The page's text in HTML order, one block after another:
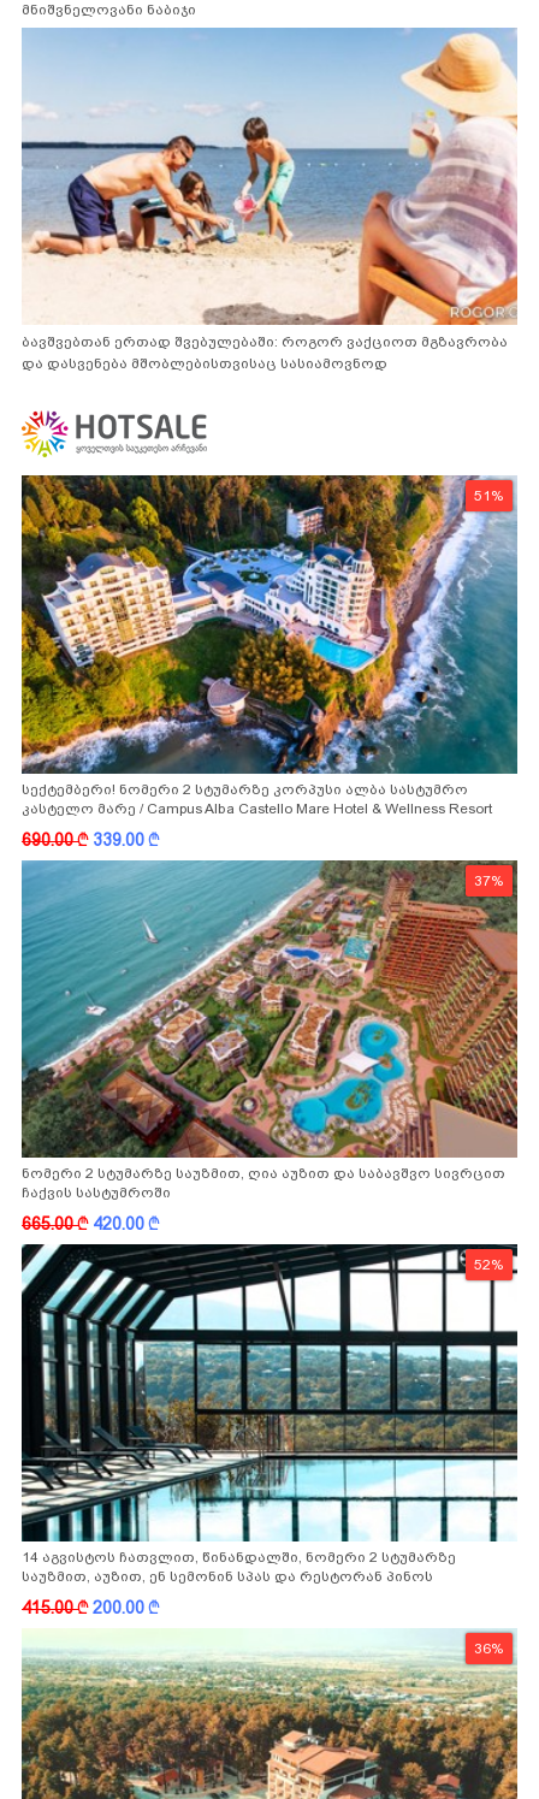
მნიშვნელოვანი ნაბიჯი
ბავშვებთან ერთად შვებულებაში: როგორ ვაქციოთ მგზავრობა
და დასვენება მშობლებისთვისაც სასიამოვნოდ
51%
სექტემბერი! ნომერი 2 სტუმარზე კორპუსი ალბა სასტუმრო
კასტელო მარე / Campus Alba Castello Mare Hotel & Wellness Resort
690.00k 339.00k
37%
ნომერი 2 სტუმარზე საუზმით, ღია აუზით და საბავშვო სივრცით
ჩაქვის სასტუმროში
665.00k 420.00k
52%
14 აგვისტოს ჩათვლით, წინანდალში, ნომერი 2 სტუმარზე
საუზმით, აუზით, ენ სემონინ სპას და რესტორან პინოს
ფასდაკლებით
415.00k200.00k
36%